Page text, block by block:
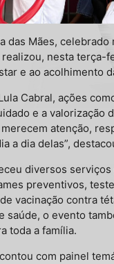
das Mães,
nesta terça-
e ao acolhimento
Cabral, ações
e a valorização
atenção,
a dia delas”,
diversos
preventivos,
vacinação contra
saúde, o evento
toda a família.
com painel